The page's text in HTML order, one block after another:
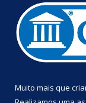
Muito mais que